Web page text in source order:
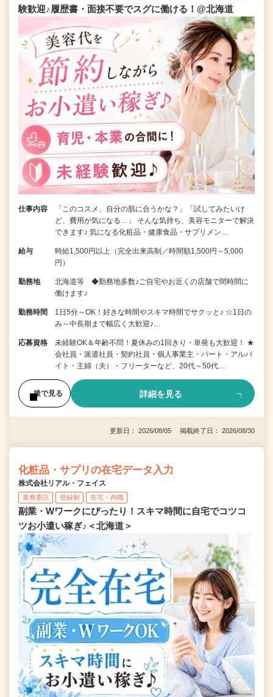
験歓迎♪履歴書・面接不要でスグに働ける！@北海道
仕事内容
「このコスメ、自分の肌に合うかな？」「試してみたいけ
ど、費用が気になる…」 そんな気持ち、美容モニターで解決
できます♪ 気になる化粧品・健康食品・サプリメン…
給与
時給1,500円以上（完全出来高制／時間額1,500円～5,000
円）
勤務地
北海道等 ◆勤務地多数♪ご自宅やお近くの店舗で間時間に
働けます♪
勤務時間
1日5分～OK！好きな時間やスキマ時間でサクッと♪ ☆1日の
み～中長期まで幅広く大歓迎♪…
応募資格
未経験OK＆年齢不問！夏休みの1回きり・単発も大歓迎！ ★
会社員・派遣社員・契約社員・個人事業主・パート・アルバ
イト・主婦（夫）・フリーターなど、20代～50代…
後で見る 詳細を見る
更新日： 2026/08/05 掲載終了日： 2026/08/30
化粧品・サプリの在宅データ入力
株式会社リアル・フェイス
業務委託 登録制 在宅・内職
副業・Wワークにぴったり！スキマ時間に自宅でコツコ
ツお小遣い稼ぎ♪＜北海道＞